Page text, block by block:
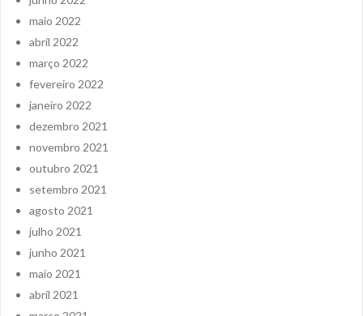
maio 2022
abril 2022
março 2022
fevereiro 2022
janeiro 2022
dezembro 2021
novembro 2021
outubro 2021
setembro 2021
agosto 2021
julho 2021
junho 2021
maio 2021
abril 2021